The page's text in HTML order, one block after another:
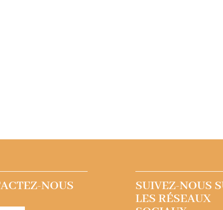
NOUS
SUIVEZ-NOUS
LES RÉSEAUX